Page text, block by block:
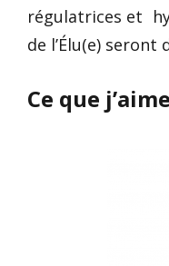
régulatrices et
de l’Élu(e) seront
Ce que